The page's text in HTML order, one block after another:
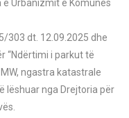
e Urbanizmit e Komunës
303 dt. 12.09.2025 dhe
“Ndërtimi i parkut të
ngastra katastrale
lëshuar nga Drejtoria për
ës.